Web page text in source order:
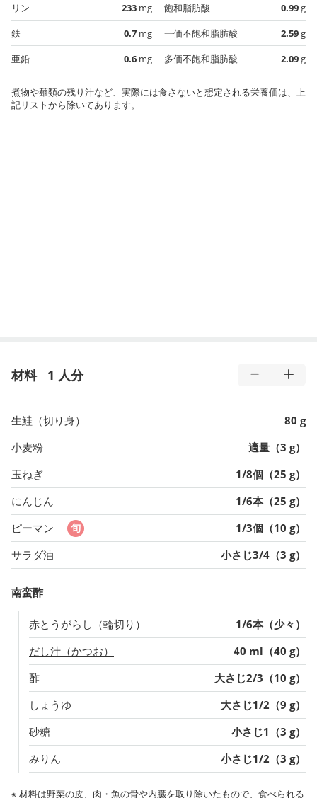
リン
233 mg
鉄
0.7 mg
亜鉛
0.6 mg
飽和脂肪酸
0.99g
一価不飽和脂肪酸
2.59g
多価不飽和脂肪酸
2.09g
煮物や麺類の残り汁など、実際には食さないと想定される栄養価は、上
記リストから除いてあります。
材料 1 人分
生鮭（切り身）
80 g
小麦粉
適量（3 g）
玉ねぎ
1/8個（25 g）
にんじん
1/6本（25 g）
ピーマン
1/3個（10 g）
サラダ油
小さじ3/4（3 g）
南蛮酢
赤とうがらし（輪切り）
1/6本（少々）
だし汁（かつお）
40 ml（40 g）
酢
大さじ2/3（10 g）
しょうゆ
大さじ1/2（9 g）
砂糖
小さじ1（3 g）
みりん
小さじ1/2（3 g）
※ 材料は野菜の皮、肉・魚の骨や内臓を取り除いたもので、食べられる